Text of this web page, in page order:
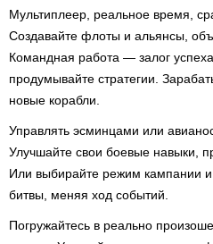
Мультиплеер, реальное время,
Создавайте флоты и альянсы,
Командная работа — залог
продумывайте стратегии.
новые корабли.
Управлять эсминцами или
Улучшайте свои боевые навыки,
Или выбирайте режим кампании и
битвы, меняя ход событий.
Погружайтесь в реально